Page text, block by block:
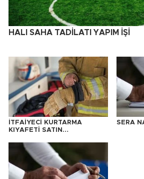
HALI SAHA TADİLATI YAPIM İŞİ
İTFAİYECİ KURTARMA
KIYAFETİ SATIN
SERA